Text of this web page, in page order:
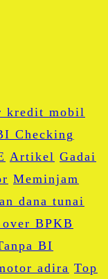
Artikel Gadai
Meminjam
dana tunai
over BPKB
BI
adira Top